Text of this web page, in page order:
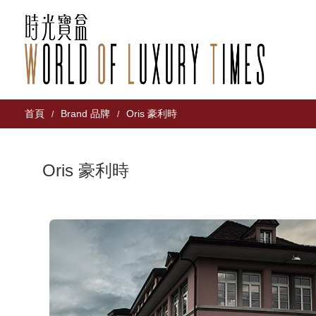
首頁 / Brand 品牌 / Oris 豪利時
Oris 豪利時